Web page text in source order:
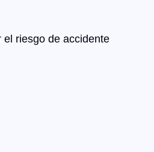
riesgo de accidente